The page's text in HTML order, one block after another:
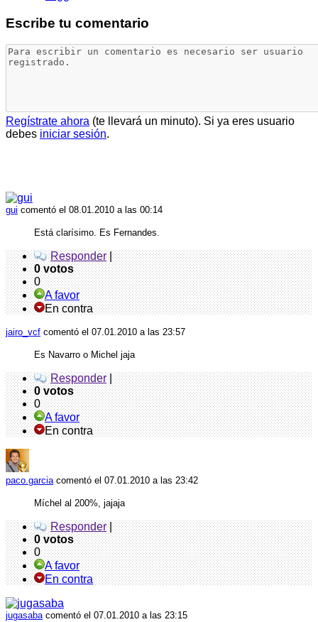
Escribe tu comentario
Regístrate ahora (te llevará un minuto). Si ya eres usuario
debes iniciar sesión.
gui comentó el 08.01.2010 a las 00:14
Está clarísimo. Es Fernandes.
Responder|
0 votos
0
A favor
En contra
jairo_vcf comentó el 07.01.2010 a las 23:57
Es Navarro o Michel jaja
Responder|
0 votos
0
A favor
En contra
paco.garciacomentó el 07.01.2010 a las 23:42
Míchel al 200%, jajaja
Responder|
0 votos
0
A favor
En contra
jugasabacomentó el 07.01.2010 a las 23:15